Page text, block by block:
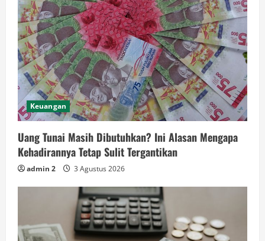
Keuangan
Uang Tunai Masih Dibutuhkan? Ini Alasan Mengapa
Kehadirannya Tetap Sulit Tergantikan
admin 2 3 Agustus 2026